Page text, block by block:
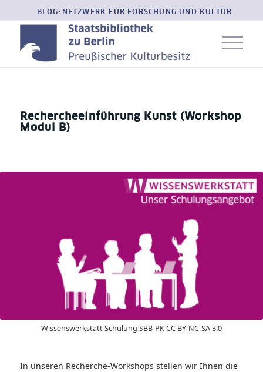
BLOG-NETZWERK FÜR FORSCHUNG UND KULTUR
Rechercheeinführung Kunst (Workshop
Modul B)
Wissenswerkstatt Schulung SBB-PK CC BY-NC-SA 3.0
In unseren Recherche-Workshops stellen wir Ihnen die